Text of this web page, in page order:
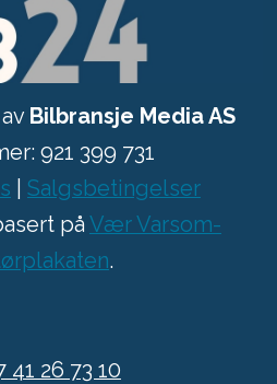
Bilbransje Media AS
921 399 731
Salgsbetingelser
på Vær Varsom-
.
41 26 73 10